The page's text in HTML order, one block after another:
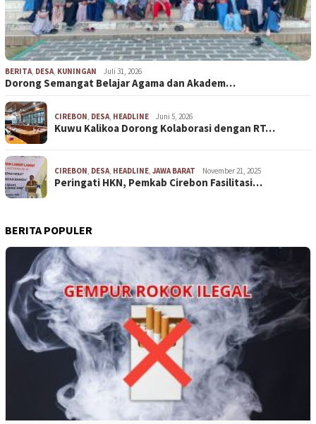
BERITA, DESA, KUNINGAN Juli 31, 2026
Dorong Semangat Belajar Agama dan Akadem…
CIREBON, DESA, HEADLINE Juni 5, 2026
Kuwu Kalikoa Dorong Kolaborasi dengan RT…
CIREBON, DESA, HEADLINE, JAWA BARAT November 21, 2025
Peringati HKN, Pemkab Cirebon Fasilitasi…
BERITA POPULER